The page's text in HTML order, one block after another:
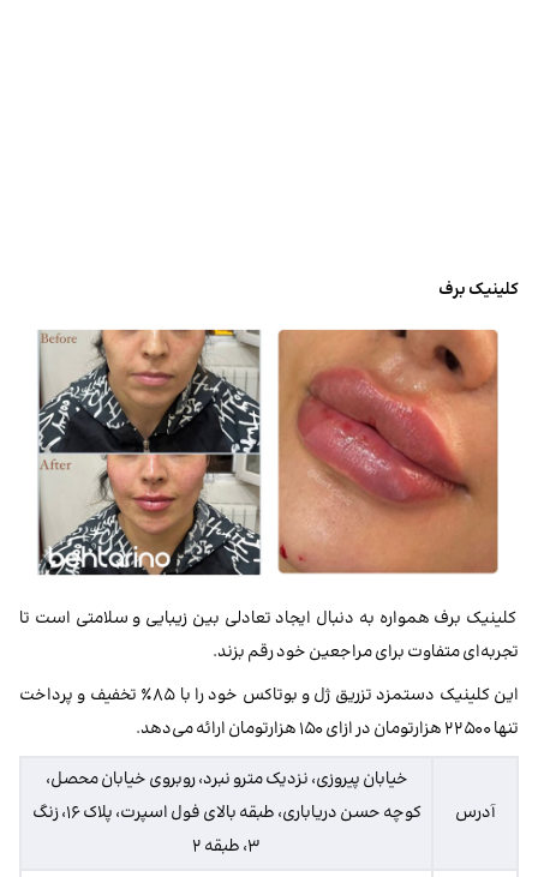
کلینیک برف
کلینیک برف همواره به دنبال ایجاد تعادلی بین زیبایی و سلامتی است تا
تجربه‌ای متفاوت برای مراجعین خود رقم بزند.
این کلینیک دستمزد تزریق ژل و بوتاکس خود را با ۸۵٪ تخفیف و پرداخت
تنها ۲۲۵۰۰ هزارتومان در ازای ۱۵۰ هزارتومان ارائه می‌دهد.
آدرس
خیابان پیروزی، نزدیک مترو نبرد، روبروی خیابان محصل،
کوچه حسن دریاباری، طبقه بالای فول اسپرت، پلاک ۱۶، زنگ
۳، طبقه ۲